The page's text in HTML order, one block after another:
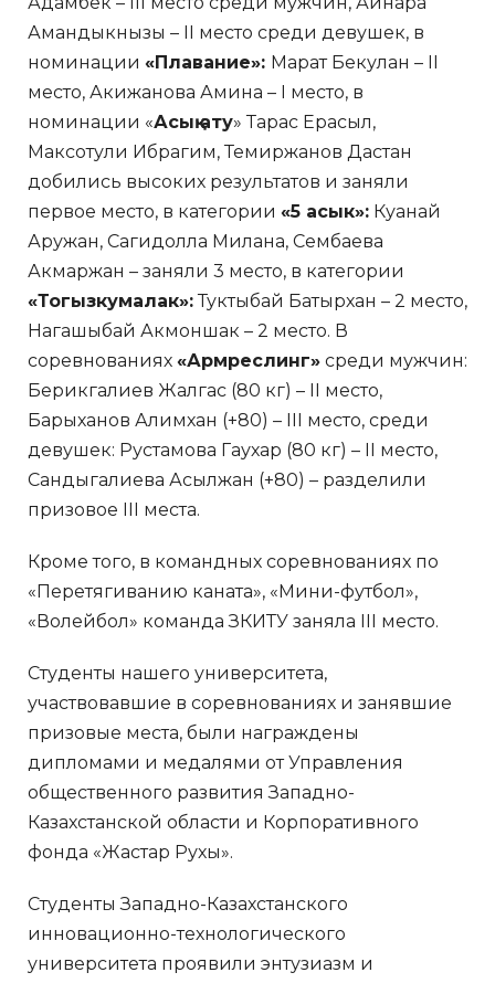
Амандыкнызы – II место среди девушек, в
номинации «Плавание»: Марат Бекулан – II
место, Акижанова Амина – I место, в
номинации «Асық ату» Тарас Ерасыл,
Максотули Ибрагим, Темиржанов Дастан
добились высоких результатов и заняли
первое место, в категории «5 асык»: Куанай
Аружан, Сагидолла Милана, Сембаева
Акмаржан – заняли 3 место, в категории
«Тогызкумалак»:Туктыбай Батырхан – 2 место,
Нагашыбай Акмоншак – 2 место. В
соревнованиях «Армреслинг» среди мужчин:
Берикгалиев Жалгас (80 кг) – II место,
Барыханов Алимхан (+80) – III место, среди
девушек: Рустамова Гаухар (80 кг) – II место,
Сандыгалиева Асылжан (+80) – разделили
призовое III места.
Кроме того, в командных соревнованиях по
«Перетягиванию каната», «Мини-футбол»,
«Волейбол» команда ЗКИТУ заняла III место.
Студенты нашего университета,
участвовавшие в соревнованиях и занявшие
призовые места, были награждены
дипломами и медалями от Управления
общественного развития Западно-
Казахстанской области и Корпоративного
фонда «Жастар Рухы».
Студенты Западно-Казахстанского
инновационно-технологического
университета проявили энтузиазм и